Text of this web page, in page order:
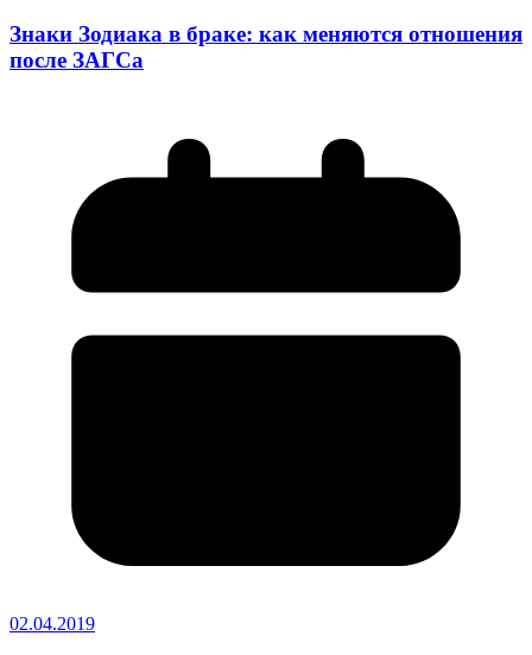
Знаки Зодиака в браке: как меняются отношения
после ЗАГСа
02.04.2019